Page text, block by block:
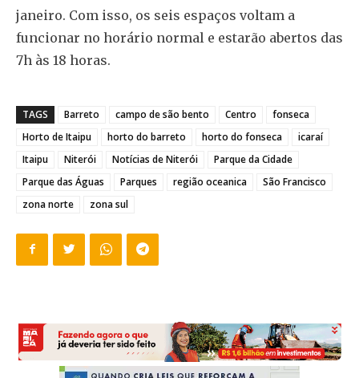
janeiro. Com isso, os seis espaços voltam a
funcionar no horário normal e estarão abertos das
7h às 18 horas.
TAGS Barreto campo de são bento Centro
fonseca
Horto de Itaipu
horto do barreto horto do fonseca
icaraí
Itaipu
Niterói Notícias de Niterói
Parque da Cidade
Parque das Águas
Parques região oceanica
São Francisco
zona norte
zona sul